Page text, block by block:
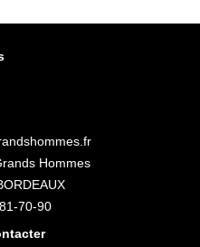
Hommes
70-90